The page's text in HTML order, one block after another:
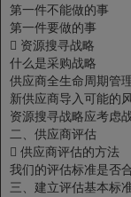
第一件不能做的事
第一件要做的事
 资源搜寻战略
什么是采购战略
供应商全生命周期管
新供应商导入可能的
资源搜寻战略应考虑
二、供应商评估
 供应商评估的方法
我们的评估标准是否
三、建立评估基本标